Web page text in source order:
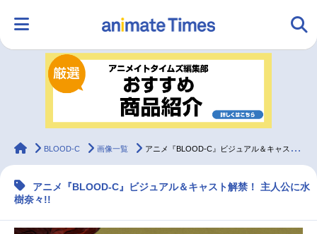
ランキング アニメ
ラジオ
マンガ・ラノベ
animateTimes
BLOOD-C 画像一覧 アニメ『BLOOD-C』ビジュアル＆キャスト解禁！
アニメ『BLOOD-C』ビジュアル＆キャスト解禁！ 主人公に水
樹奈々!!